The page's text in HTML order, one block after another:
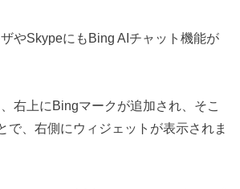
やSkypeにもBing AIチャット機能が
右上にBingマークが追加され、そこ
で、右側にウィジェットが表示されま